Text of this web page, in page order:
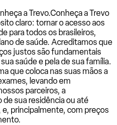
a Trevo.Conheça a Trevo
claro: tornar o acesso aos
para todos os brasileiros,
de saúde. Acreditamos que
justos são fundamentais
saúde e pela de sua família.
que coloca nas suas mãos a
levando em
parceiros, a
sua residência ou até
principalmente, com preços